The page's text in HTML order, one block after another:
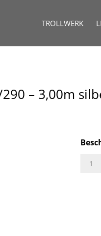
TROLLWERK
– 3,00m